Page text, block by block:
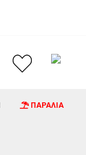
ΠΑΡΑΛΙΑ